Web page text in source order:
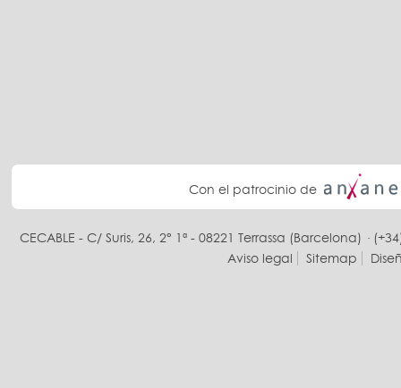
Con el patrocinio de
CECABLE - C/ Suris, 26, 2° 1ª - 08221 Terrassa (Barcelona) ·
Aviso legal
Sitemap